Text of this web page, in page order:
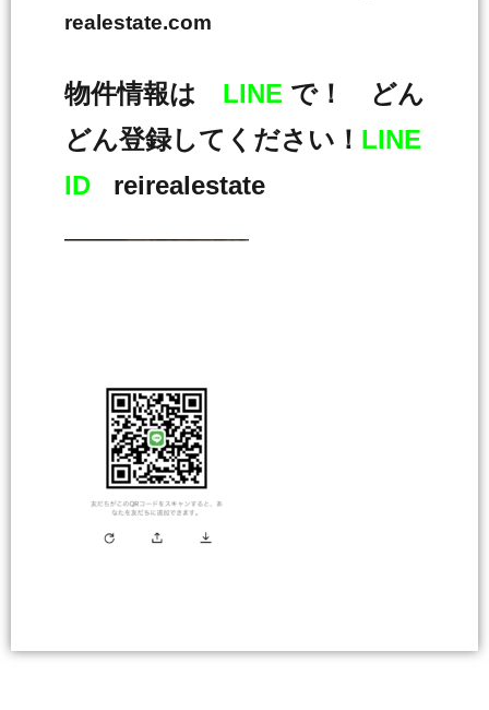
realestate.com
物件情報は LINE で！ どん
どん登録してください！ LINE
ID reirealestate